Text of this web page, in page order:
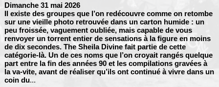
Dimanche 31 mai 2026
Il existe des groupes que l’on redécouvre comme on retombe
sur une vieille photo retrouvée dans un carton humide : un
peu froissée, vaguement oubliée, mais capable de vous
renvoyer un torrent entier de sensations à la figure en moins
de dix secondes. The Sheila Divinefait partie de cette
catégorie-là. Un de ces noms que l’on croyait rangés quelque
part entre la fin des années 90 et les compilations gravées à
la va-vite, avant de réaliser qu’ils ont continué à vivre dans un
coin du...